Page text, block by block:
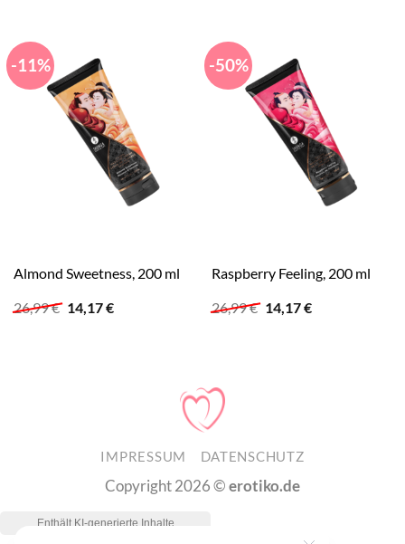
-11%
Almond Sweetness, 200 ml
26,99€ Ursprünglicher
Preis
14,17€Aktueller
-50%
Raspberry Feeling, 200 ml
26,99€ Ursprünglicher
Preis
14,17€Aktueller
IMPRESSUM DATENSCHUTZ
Copyright 2026 ©erotiko.de